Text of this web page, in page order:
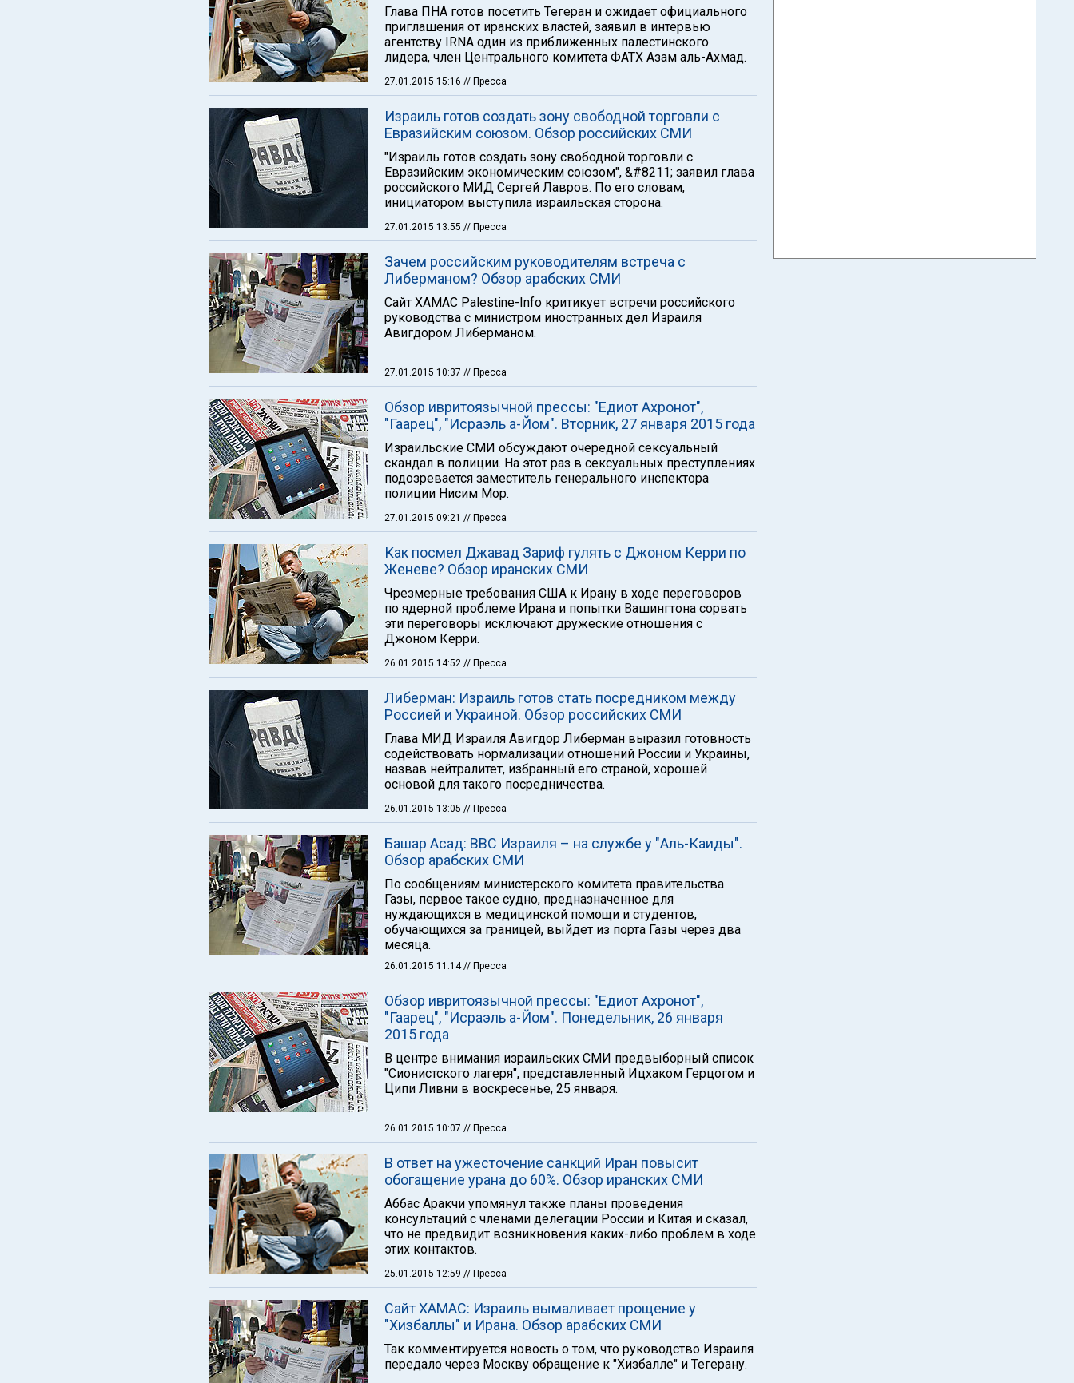
Глава ПНА готов посетить Тегеран и ожидает официального
приглашения от иранских властей, заявил в интервью
агентству IRNA один из приближенных палестинского
лидера, член Центрального комитета ФАТХ Азам аль-Ахмад.
27.01.2015 15:16 // Пресса
Израиль готов создать зону свободной торговли с
Евразийским союзом. Обзор российских СМИ
"Израиль готов создать зону свободной торговли с
Евразийским экономическим союзом", &#8211; заявил глава
российского МИД Сергей Лавров. По его словам,
инициатором выступила израильская сторона.
27.01.2015 13:55 // Пресса
Зачем российским руководителям встреча с
Либерманом? Обзор арабских СМИ
Сайт ХАМАС Palestine-Info критикует встречи российского
руководства с министром иностранных дел Израиля
Авигдором Либерманом.
27.01.2015 10:37 // Пресса
Обзор ивритоязычной прессы: "Едиот Ахронот",
"Гаарец", "Исраэль а-Йом". Вторник, 27 января 2015 года
Израильские СМИ обсуждают очередной сексуальный
скандал в полиции. На этот раз в сексуальных преступлениях
подозревается заместитель генерального инспектора
полиции Нисим Мор.
27.01.2015 09:21 // Пресса
Как посмел Джавад Зариф гулять с Джоном Керри по
Женеве? Обзор иранских СМИ
Чрезмерные требования США к Ирану в ходе переговоров
по ядерной проблеме Ирана и попытки Вашингтона сорвать
эти переговоры исключают дружеские отношения с
Джоном Керри.
26.01.2015 14:52 // Пресса
Либерман: Израиль готов стать посредником между
Россией и Украиной. Обзор российских СМИ
Глава МИД Израиля Авигдор Либерман выразил готовность
содействовать нормализации отношений России и Украины,
назвав нейтралитет, избранный его страной, хорошей
основой для такого посредничества.
26.01.2015 13:05 // Пресса
Башар Асад: ВВС Израиля – на службе у "Аль-Каиды".
Обзор арабских СМИ
По сообщениям министерского комитета правительства
Газы, первое такое судно, предназначенное для
нуждающихся в медицинской помощи и студентов,
обучающихся за границей, выйдет из порта Газы через два
месяца.
26.01.2015 11:14// Пресса
Обзор ивритоязычной прессы: "Едиот Ахронот",
"Гаарец", "Исраэль а-Йом". Понедельник, 26 января
2015 года
В центре внимания израильских СМИ предвыборный список
"Сионистского лагеря", представленный Ицхаком Герцогом и
Ципи Ливни в воскресенье, 25 января.
26.01.2015 10:07 // Пресса
В ответ на ужесточение санкций Иран повысит
обогащение урана до 60%. Обзор иранских СМИ
Аббас Аракчи упомянул также планы проведения
консультаций с членами делегации России и Китая и сказал,
что не предвидит возникновения каких-либо проблем в ходе
этих контактов.
25.01.2015 12:59 // Пресса
Сайт ХАМАС: Израиль вымаливает прощение у
"Хизбаллы" и Ирана. Обзор арабских СМИ
Так комментируется новость о том, что руководство Израиля
передало через Москву обращение к "Хизбалле" и Тегерану.